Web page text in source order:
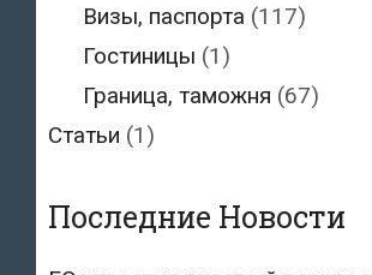
Визы, паспорта (117)
Гостиницы (1)
Граница, таможня (67)
Статьи (1)
Последние Новости